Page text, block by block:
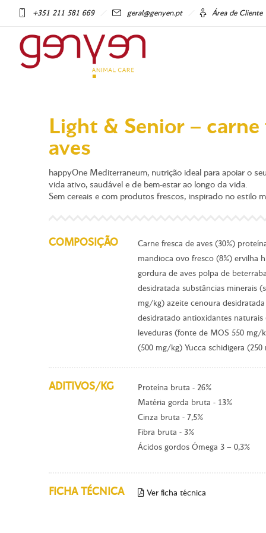
+351 211 581 669 geral@genyen.pt Área de Cliente
Light & Senior – carne
aves
happyOne Mediterraneum, nutrição ideal para apoiar o
vida ativo, saudável e de bem-estar ao longo da vida.
Sem cereais e com produtos frescos, inspirado no estilo
COMPOSIÇÃO
Carne fresca de aves (30%)
mandioca ovo fresco (8%) ervilha
gordura de aves polpa de
desidratada substâncias minerais
mg/kg) azeite cenoura
desidratado antioxidantes
leveduras (fonte de MOS 550 mg/
(500 mg/kg) Yucca schidigera
ADITIVOS/KG
Proteína bruta - 26%
Matéria gorda bruta - 13%
Cinza bruta - 7,5%
Fibra bruta - 3%
Ácidos gordos Ómega 3 – 0,3%
FICHA TÉCNICA Ver ficha técnica